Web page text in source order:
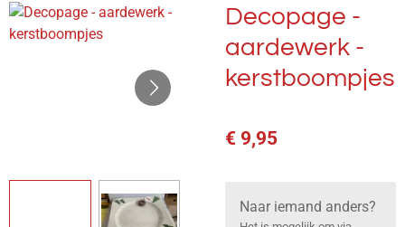
Decopage -
aardewerk -
kerstboompjes
€ 9,95
Naar iemand anders?